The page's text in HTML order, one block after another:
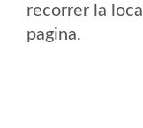
recorrer la
pagina.